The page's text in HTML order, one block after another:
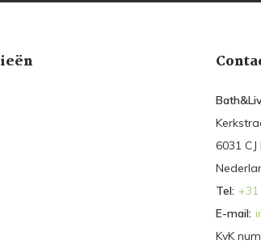
6031
Tel:
E-mail:
KvK